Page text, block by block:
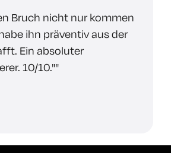
Bruch nicht nur kommen
ihn präventiv aus der
Ein absoluter
10/10.""